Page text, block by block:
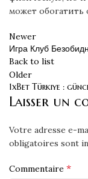
может обогатить
Newer
Игра Клуб
Back to list
Older
1xBet Türkiye :
Laisser un
Votre adresse e-
obligatoires sont
Commentaire *